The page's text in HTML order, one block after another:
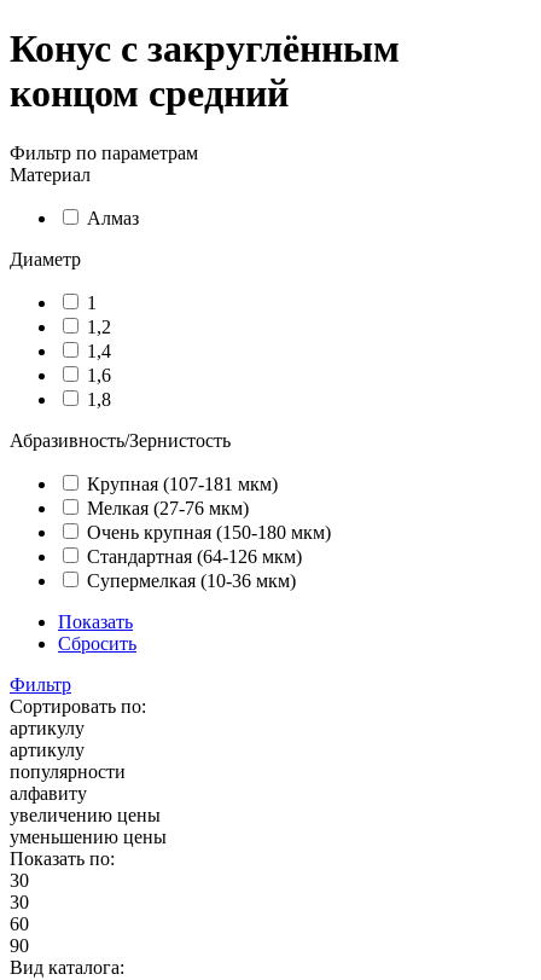
Конус с закруглённым
концом средний
Фильтр по параметрам
Материал
Алмаз
Диаметр
1
1,2
1,4
1,6
1,8
Абразивность/Зернистость
Крупная (107-181 мкм)
Мелкая (27-76 мкм)
Очень крупная (150-180 мкм)
Стандартная (64-126 мкм)
Супермелкая (10-36 мкм)
Показать
Сбросить
Фильтр
Сортировать по:
артикулу
артикулу
популярности
алфавиту
увеличению цены
уменьшению цены
Показать по:
30
30
60
90
Вид каталога: